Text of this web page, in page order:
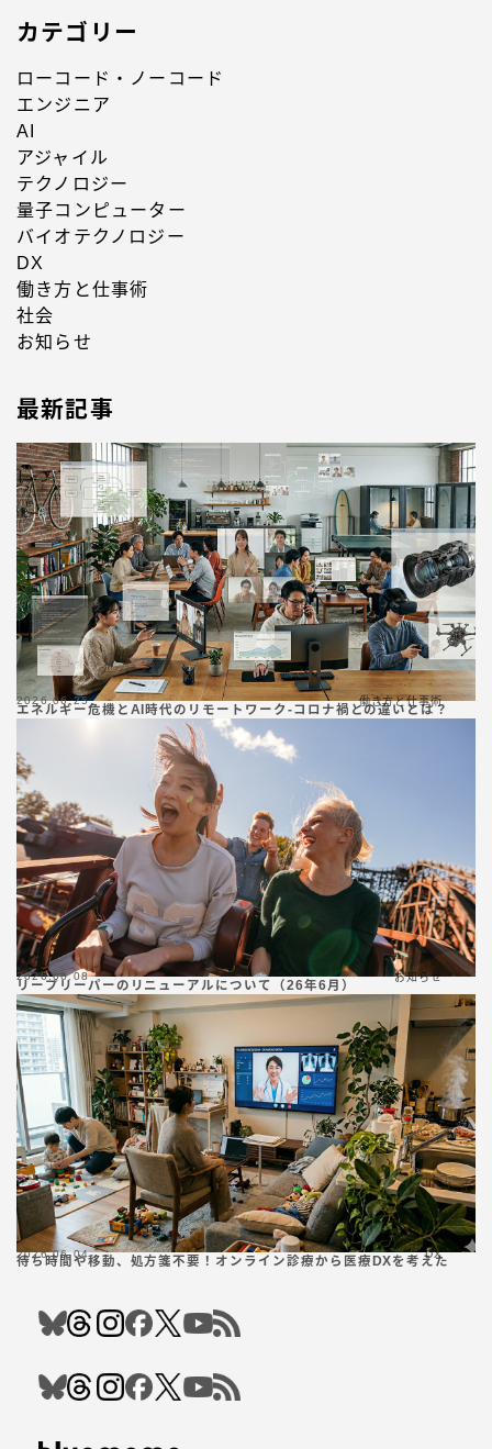
カテゴリー
ローコード・ノーコード
エンジニア
AI
アジャイル
テクノロジー
量子コンピューター
バイオテクノロジー
DX
働き方と仕事術
社会
お知らせ
最新記事
エネルギー危機とAI時代のリモートワーク-コロナ禍との違いとは？
2026.06.25 働き方と仕事術
リープリーパーのリニューアルについて（26年6月）
2026.06.08 お知らせ
待ち時間や移動、処方箋不要！オンライン診療から医療DXを考えた
2026.06.04 DX